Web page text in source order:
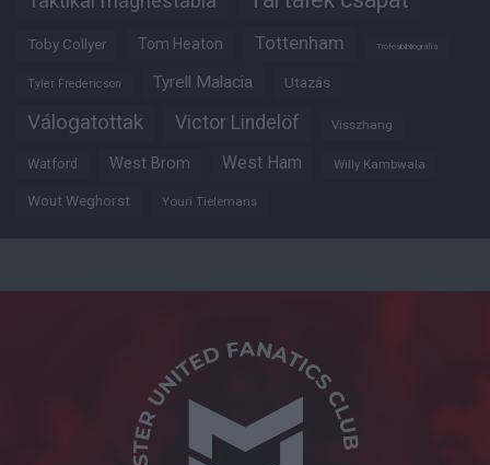
Toby Collyer Tom Heaton Tottenham Trófeabibliográfia
Tyler Fredericson Tyrell Malacia Utazás
Válogatottak Victor Lindelöf Visszhang
Watford West Brom West Ham Willy Kambwala
Wout Weghorst Youri Tielemans